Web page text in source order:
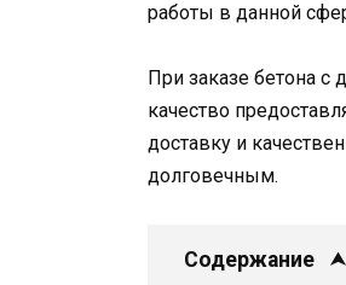
работы в данной
При заказе бетона
качество
доставку и
долговечным.
Содержание